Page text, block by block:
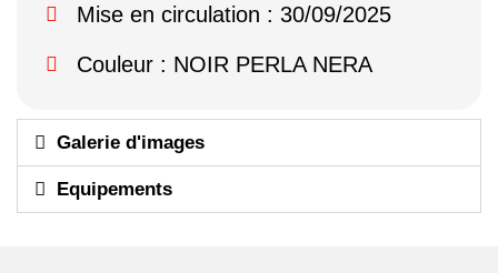
Mise en circulation : 30/09/2025
Couleur : NOIR PERLA NERA
Galerie d'images
Equipements